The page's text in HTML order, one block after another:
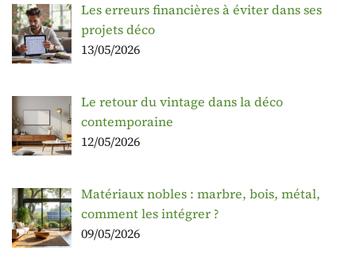
Les erreurs financières à éviter dans ses
projets déco
13/05/2026
Le retour du vintage dans la déco
contemporaine
12/05/2026
Matériaux nobles : marbre, bois, métal,
comment les intégrer ?
09/05/2026